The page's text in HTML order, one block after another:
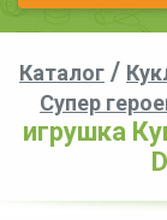
Каталог /
Супер
игрушка